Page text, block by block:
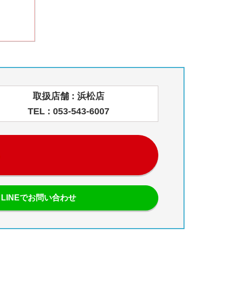
取扱店舗 : 浜松店
TEL : 053-543-6007
LINEでお問い合わせ